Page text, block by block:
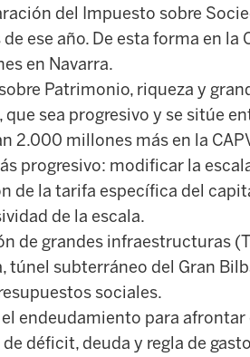
del Impuesto sobre
ese año. De esta forma en
en Navarra.
Patrimonio, riqueza y
que sea progresivo y se sitúe
2.000 millones más en la
progresivo: modificar la
de la tarifa específica del
de la escala.
de grandes infraestructuras
túnel subterráneo del Gran
sociales.
endeudamiento para
déficit, deuda y regla de